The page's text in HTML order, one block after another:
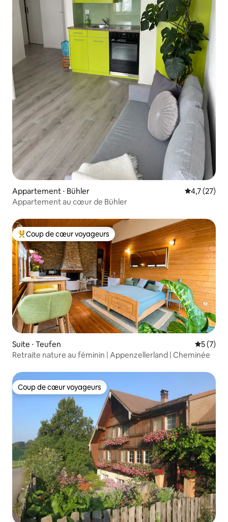
Appartement ⋅ Bühler Évaluation
4,7 (27)
Appartement au cœur de Bühler
Coups de cœur voyageurs les plus appréciés
Coup de cœur voyageurs
Suite ⋅ Teufen
5 (7)
Retraite nature au féminin | Appenzellerland | Cheminée
Coup de cœur voyageurs
Coup de cœur voyageurs